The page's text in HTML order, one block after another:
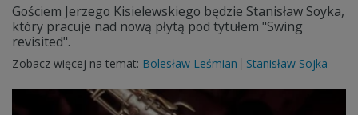
Gościem Jerzego Kisielewskiego będzie Stanisław Soyka,
który pracuje nad nową płytą pod tytułem "Swing
revisited".
Zobacz więcej na temat: Bolesław Leśmian Stanisław Sojka